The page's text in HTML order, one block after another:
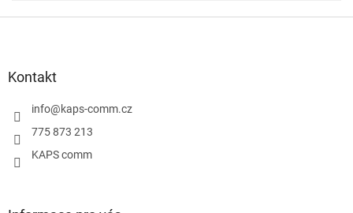
Kontakt
info@kaps-comm.cz
775 873 213
KAPS comm